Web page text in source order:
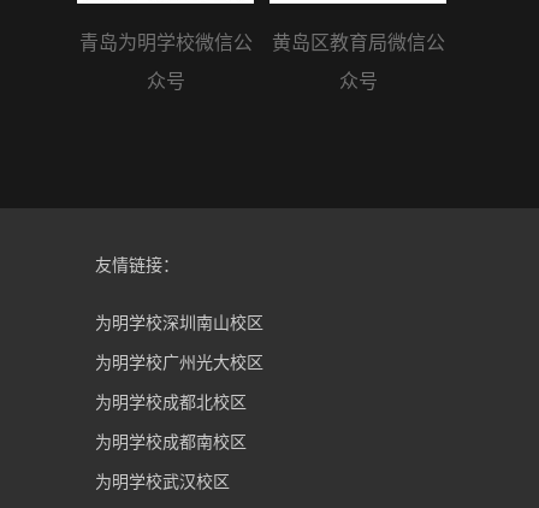
青岛为明学校微信公
众号
黄岛区教育局微信公
众号
友情链接：
为明学校深圳南山校区
为明学校广州光大校区
为明学校成都北校区
为明学校成都南校区
为明学校武汉校区